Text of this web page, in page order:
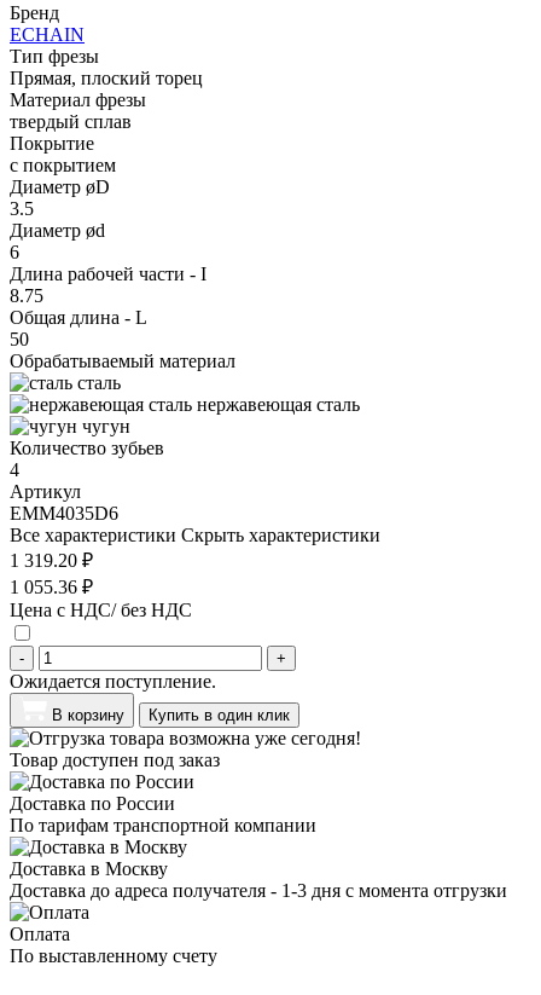
Бренд
ECHAIN
Тип фрезы
Прямая, плоский торец
Материал фрезы
твердый сплав
Покрытие
с покрытием
Диаметр øD
3.5
Диаметр ød
6
Длина рабочей части - I
8.75
Общая длина - L
50
Обрабатываемый материал
сталь
нержавеющая сталь
чугун
Количество зубьев
4
Артикул
EMM4035D6
Все характеристики Скрыть характеристики
1 319.20 ₽
1 055.36 ₽
Цена с НДС/ без НДС
- +
Ожидается поступление.
В корзину Купить в один клик
Товар доступен под заказ
Доставка по России
По тарифам транспортной компании
Доставка в Москву
Доставка до адреса получателя - 1-3 дня с момента отгрузки
Оплата
По выставленному счету